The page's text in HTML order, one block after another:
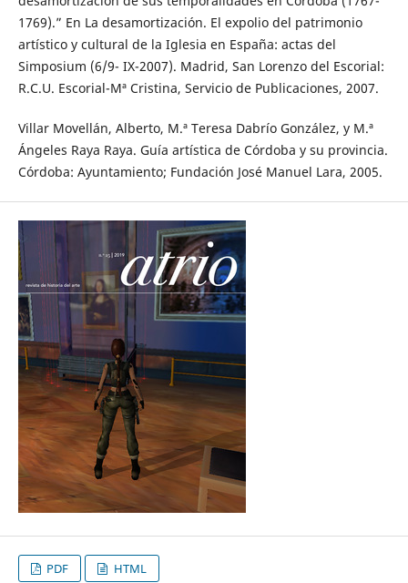
1769).” En La desamortización. El expolio del patrimonio
artístico y cultural de la Iglesia en España: actas del
Simposium (6/9- IX-2007). Madrid, San Lorenzo del Escorial:
R.C.U. Escorial-Mª Cristina, Servicio de Publicaciones, 2007.
Villar Movellán, Alberto, M.ª Teresa Dabrío González, y M.ª
Ángeles Raya Raya. Guía artística de Córdoba y su provincia.
Córdoba: Ayuntamiento; Fundación José Manuel Lara, 2005.
PDF HTML